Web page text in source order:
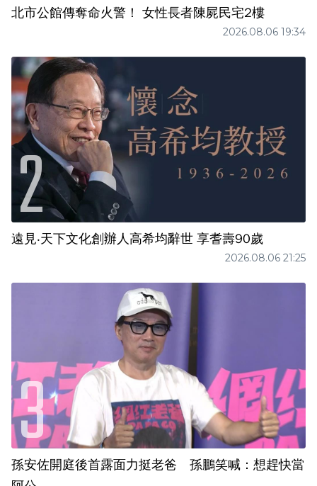
北市公館傳奪命火警！ 女性長者陳屍民宅2樓
2026.08.06 19:34
遠見‧天下文化創辦人高希均辭世 享耆壽90歲
2026.08.06 21:25
孫安佐開庭後首露面力挺老爸 孫鵬笑喊：想趕快當